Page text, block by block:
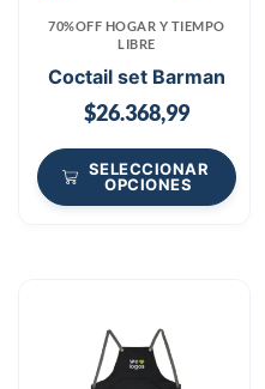
70%OFF HOGAR Y TIEMPO
LIBRE
Coctail set Barman
$26.368,99
SELECCIONAR
OPCIONES